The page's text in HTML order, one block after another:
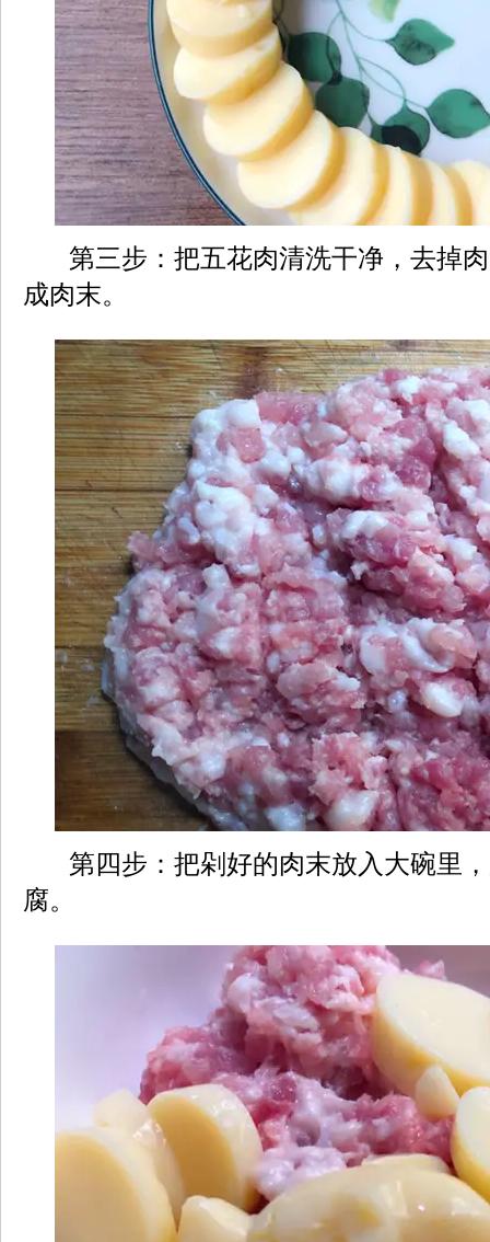
第三步：把五花肉清洗干净，去掉
成肉末。
第四步：把剁好的肉末放入大碗里
腐。